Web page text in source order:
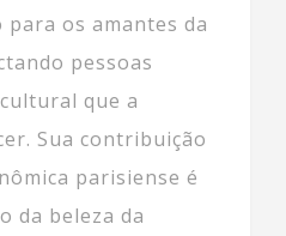
os amantes da
pessoas
que a
Sua contribuição
parisiense é
da beleza da